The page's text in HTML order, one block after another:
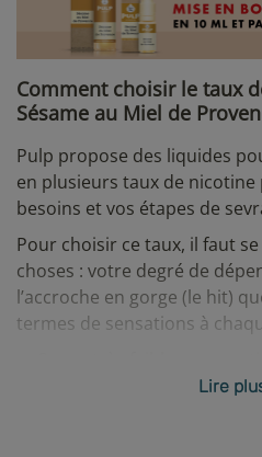
Comment choisir le taux
Sésame au Miel de
Pulp propose des liquides
en plusieurs taux de nicotine
besoins et vos étapes de
Pour choisir ce taux, il faut
choses : votre degré de
l’accroche en gorge (le hit)
termes de sensations à
dépendance à la nicotine.
Lire